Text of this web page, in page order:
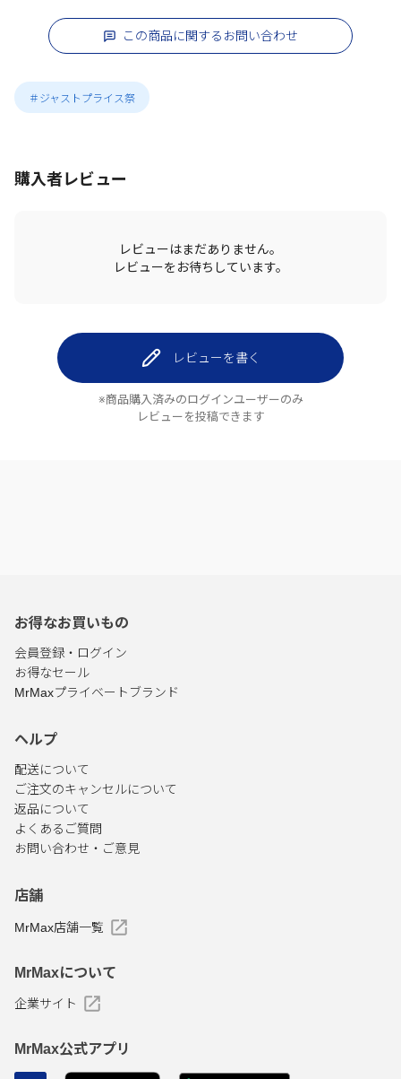
この商品に関するお問い合わせ
＃ジャストプライス祭
購入者レビュー
レビューはまだありません。
レビューをお待ちしています。
レビューを書く
※商品購入済みのログインユーザーのみ
レビューを投稿できます
お得なお買いもの
会員登録・ログイン
お得なセール
MrMaxプライベートブランド
ヘルプ
配送について
ご注文のキャンセルについて
返品について
よくあるご質問
お問い合わせ・ご意見
店舗
MrMax店舗一覧
MrMaxについて
企業サイト
MrMax公式アプリ